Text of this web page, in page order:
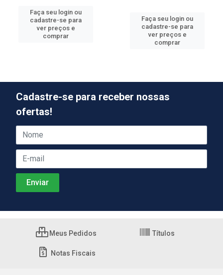
Faça seu login ou
cadastre-se para
ver preços e
comprar
Faça seu login ou
cadastre-se para
ver preços e
comprar
Cadastre-se para receber nossas
ofertas!
Meus Pedidos Títulos
Notas Fiscais